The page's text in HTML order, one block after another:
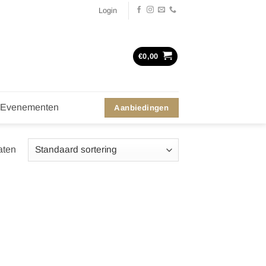
Login
€0,00
Evenementen Aanbiedingen